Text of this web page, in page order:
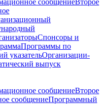
сообщениеВторое
Спонсоры и
Программы по
указательОрганизации-
выпуск
сообщениеВторое
сообщениеПрограммный